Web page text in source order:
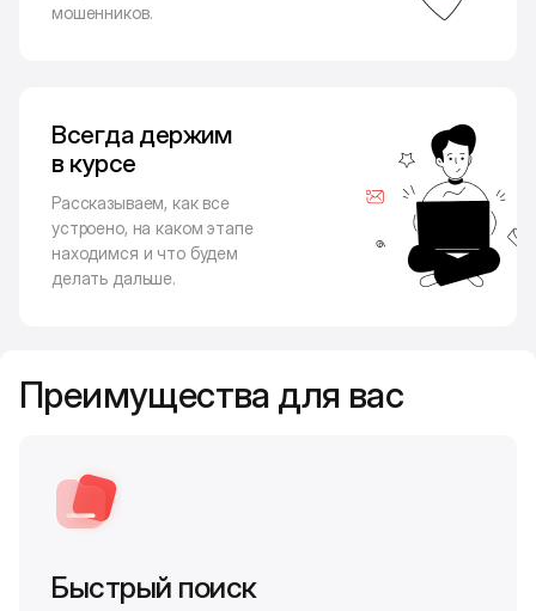
мошенников.
Всегда держим
в курсе
Рассказываем, как все
устроено, на каком этапе
находимся и что будем
делать дальше.
Преимущества для вас
Быстрый поиск